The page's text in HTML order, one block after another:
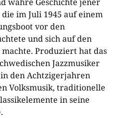
im Juli 1945 auf einem
vor den
und sich auf den
Produziert hat das
Jazzmusiker
in den Achtzigerjahren
Volksmusik, traditionelle
in seine